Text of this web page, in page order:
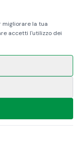
migliorare la tua
accetti l'utilizzo dei